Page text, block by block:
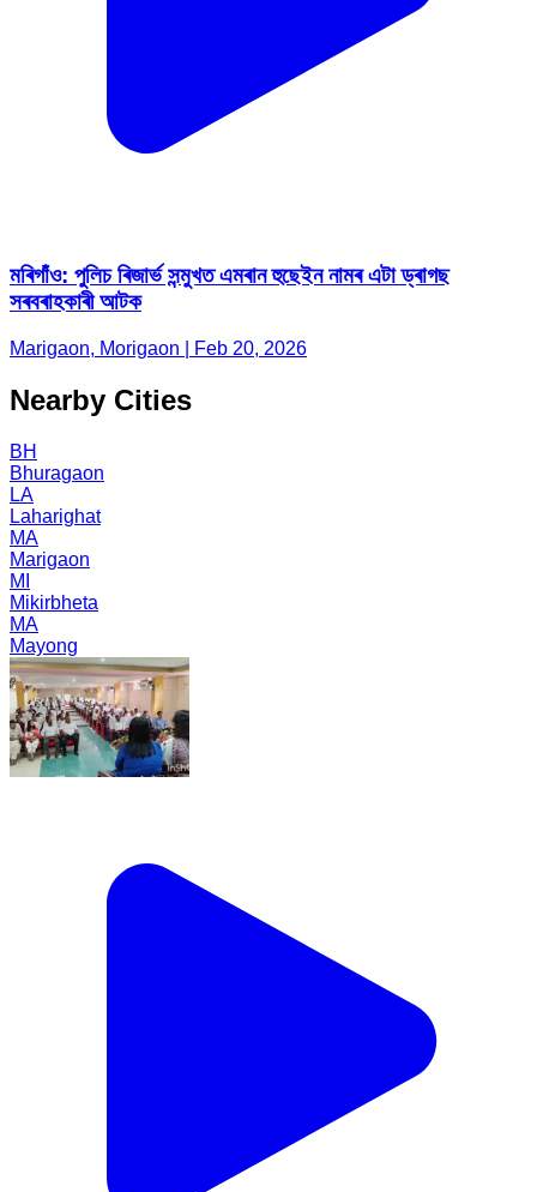
মৰিগাঁও: পুলিচ ৰিজাৰ্ভ সন্মুখত এমৰান হুছেইন নামৰ এটা ড্ৰাগছ
সৰবৰাহকাৰী আটক
Marigaon, Morigaon | Feb 20, 2026
Nearby Cities
BH
Bhuragaon
LA
Laharighat
MA
Marigaon
MI
Mikirbheta
MA
Mayong